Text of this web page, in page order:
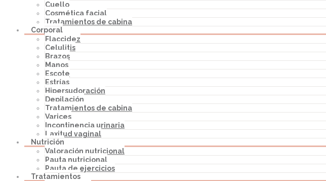
Cuello
Cosmética facial
Tratamientos de cabina
Corporal
Flaccidez
Celulitis
Brazos
Manos
Escote
Estrías
Hipersudoración
Depilación
Tratamientos de cabina
Varices
Incontinencia urinaria
Laxitud vaginal
Nutrición
Valoración nutricional
Pauta nutricional
Pauta de ejercicios
Tratamientos